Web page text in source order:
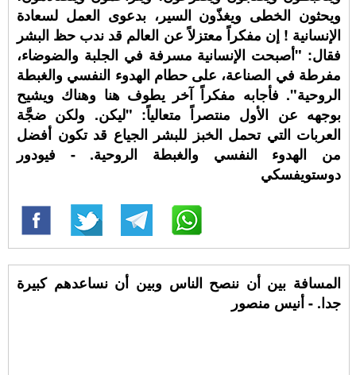
ويحثون الخطى ويغذّون السير، بدعوى العمل لسعادة
الإنسانية ! إن مفكراً معتزلاً عن العالم قد ندب حظ البشر
فقال: "أصبحت الإنسانية مسرفة في الجلبة والضوضاء،
مفرطة في الصناعة، على حطام الهدوء النفسي والغبطة
الروحية". فأجابه مفكراً آخر يطوف هنا وهناك ويشيح
بوجهه عن الأول منتصراً متعالياً: "ليكن. ولكن ضجَّة
العربات التي تحمل الخبز للبشر الجياع قد تكون أفضل
من الهدوء النفسي والغبطة الروحية. - فيودور
دوستويفسكي
المسافة بين أن ننصح الناس وبين أن نساعدهم كبيرة
جدا. - أنيس منصور